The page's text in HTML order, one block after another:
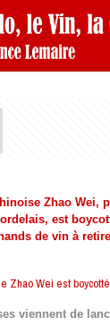
Zhao Wei,
est
de vin à
Zhao Wei est
viennent de